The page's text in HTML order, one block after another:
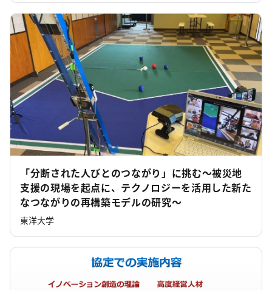
「分断された人びとのつながり」に挑む～被災地
支援の現場を起点に、テクノロジーを活用した新た
なつながりの再構築モデルの研究～
東洋大学